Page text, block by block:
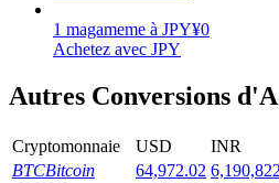
Des rendements élevés et un
1 magameme à JPY¥0
Achetez avec JPY
Autres Conversions
Cryptomonnaie USD INR
BTCBitcoin 64,972.02